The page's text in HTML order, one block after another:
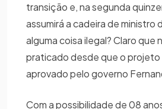
transição e, na segunda
assumirá a cadeira de ministro
alguma coisa ilegal? Claro que
praticado desde que o
aprovado pelo governo
Com a possibilidade de 08